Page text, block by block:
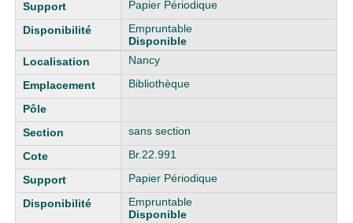
Papier Périodique
Empruntable
Disponible
Nancy
Bibliothèque
sans section
Br.22.991
Papier Périodique
Empruntable
Disponible